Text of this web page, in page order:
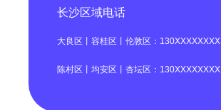
长沙区域电话
大良区丨容桂区丨伦敦区：130XXXXXXXX
陈村区丨均安区丨杏坛区：130XXXXXXXX